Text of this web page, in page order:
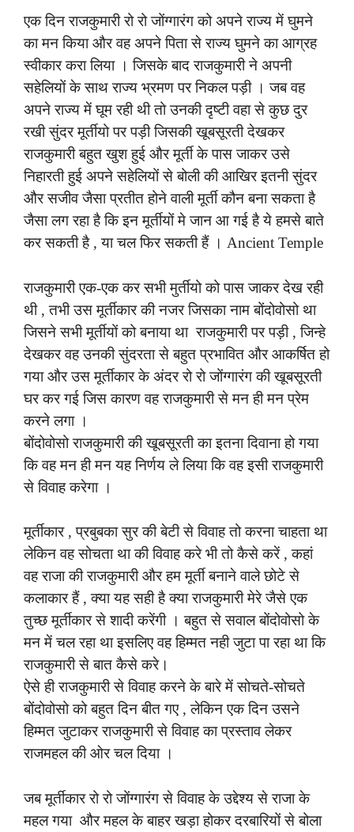
एक दिन राजकुमारी रो रो जोंग्गारंग को अपने राज्य में घुमने
का मन किया और वह अपने पिता से राज्य घुमने का आग्रह
स्वीकार करा लिया । जिसके बाद राजकुमारी ने अपनी
सहेलियों के साथ राज्य भ्रमण पर निकल पड़ी । जब वह
अपने राज्य में घूम रही थी तो उनकी दृष्टी वहा से कुछ दुर
रखी सुंदर मूर्तीयो पर पड़ी जिसकी खूबसूरती देखकर
राजकुमारी बहुत खुश हुई और मूर्ती के पास जाकर उसे
निहारती हुई अपने सहेलियों से बोली की आखिर इतनी सुंदर
और सजीव जैसा प्रतीत होने वाली मूर्ती कौन बना सकता है
जैसा लग रहा है कि इन मूर्तीयों मे जान आ गई है ये हमसे बाते
कर सकती है , या चल फिर सकती हैं । Ancient Temple
राजकुमारी एक-एक कर सभी मुर्तीयो को पास जाकर देख रही
थी , तभी उस मूर्तीकार की नजर जिसका नाम बोंदोवोसो था
जिसने सभी मूर्तीयों को बनाया था राजकुमारी पर पड़ी , जिन्हे
देखकर वह उनकी सुंदरता से बहुत प्रभावित और आकर्षित हो
गया और उस मूर्तीकार के अंदर रो रो जोंग्गारंग की खूबसूरती
घर कर गई जिस कारण वह राजकुमारी से मन ही मन प्रेम
करने लगा ।
बोंदोवोसो राजकुमारी की खूबसूरती का इतना दिवाना हो गया
कि वह मन ही मन यह निर्णय ले लिया कि वह इसी राजकुमारी
से विवाह करेगा ।
मूर्तीकार , प्रबुबका सुर की बेटी से विवाह तो करना चाहता था
लेकिन वह सोचता था की विवाह करे भी तो कैसे करें , कहां
वह राजा की राजकुमारी और हम मूर्ती बनाने वाले छोटे से
कलाकार हैं , क्या यह सही है क्या राजकुमारी मेरे जैसे एक
तुच्छ मूर्तीकार से शादी करेंगी । बहुत से सवाल बोंदोवोसो के
मन में चल रहा था इसलिए वह हिम्मत नही जुटा पा रहा था कि
राजकुमारी से बात कैसे करे।
ऐसे ही राजकुमारी से विवाह करने के बारे में सोचते-सोचते
बोंदोवोसो को बहुत दिन बीत गए , लेकिन एक दिन उसने
हिम्मत जुटाकर राजकुमारी से विवाह का प्रस्ताव लेकर
राजमहल की ओर चल दिया ।
जब मूर्तीकार रो रो जोंग्गारंग से विवाह के उद्देश्य से राजा के
महल गया और महल के बाहर खड़ा होकर दरबारियों से बोला